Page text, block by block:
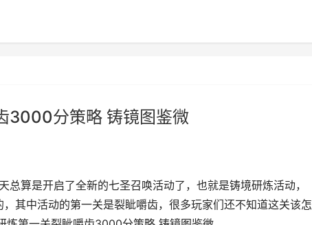
3000分策略 铸镜图鉴微
算是开启了全新的七圣召唤活动了，也就是铸境研炼活动，
其中活动的第一关是裂眦嚼齿，很多玩家们还不知道这关该怎